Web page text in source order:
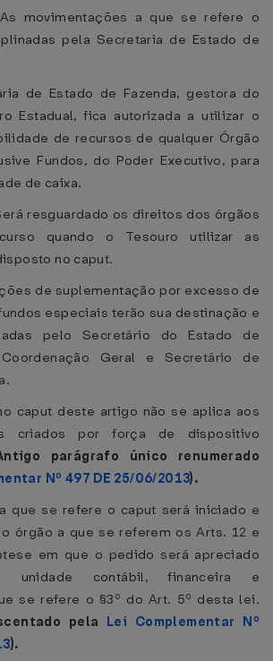
movimentações a que se refere o
pela Secretaria de Estado de
de Estado de Fazenda, gestora do
Estadual, fica autorizada a utilizar o
de recursos de qualquer Órgão
Fundos, do Poder Executivo, para
de caixa.
resguardado os direitos dos órgãos
quando o Tesouro utilizar as
no caput.
de suplementação por excesso de
especiais terão sua destinação e
pelo Secretário do Estado de
Geral e Secretário de
caput deste artigo não se aplica aos
criados por força de dispositivo
parágrafo único renumerado
Nº 497 DE 25/06/2013).
que se refere o caput será iniciado e
órgão a que se referem os Arts. 12 e
em que o pedido será apreciado
unidade contábil, financeira e
se refere o §3º do Art. 5º desta lei.
pela Lei Complementar Nº
).